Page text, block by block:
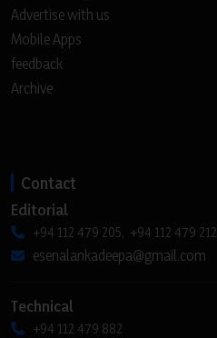
Advertise with us
Mobile Apps
feedback
Archive
Contact
Editorial
+94 112 479 205, +94 112 479 212
esenalankadeepa@gmail.com
Technical
+94 112 479 882